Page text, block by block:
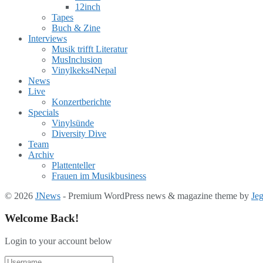
12inch
Tapes
Buch & Zine
Interviews
Musik trifft Literatur
MusInclusion
Vinylkeks4Nepal
News
Live
Konzertberichte
Specials
Vinylsünde
Diversity Dive
Team
Archiv
Plattenteller
Frauen im Musikbusiness
© 2026 JNews - Premium WordPress news & magazine theme by
Welcome Back!
Login to your account below